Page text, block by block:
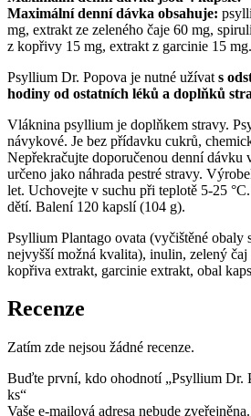
Maximální denní dávka obsahuje:
mg, extrakt ze zeleného čaje 60 mg,
z kopřivy 15 mg, extrakt z garcinie 15 mg.
Psyllium Dr. Popova je nutné užívat s
hodiny od ostatních léků a doplňků
Vláknina psyllium je doplňkem stravy.
návykové. Je bez přídavku cukrů,
Nepřekračujte doporučenou denní
určeno jako náhrada pestré stravy.
let. Uchovejte v suchu při teplotě 5-25
dětí. Balení 120 kapslí (104 g).
Psyllium Plantago ovata (vyčištěné obaly
nejvyšší možná kvalita), inulin, zelený čaj
kopřiva extrakt, garcinie extrakt, obal
Recenze
Zatím zde nejsou žádné recenze.
Buďte první, kdo ohodnotí „Psyllium Dr.
ks“
Vaše e-mailová adresa nebude zveřejněna.